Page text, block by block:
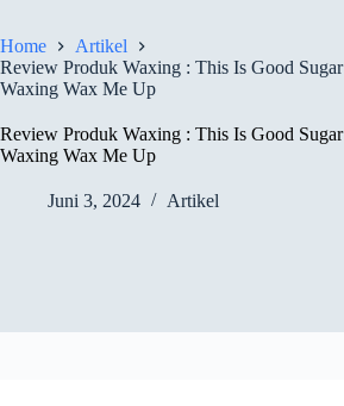
Home
Artikel
Review Produk Waxing : This Is Good Sugar
Waxing Wax Me Up
Review Produk Waxing : This Is Good Sugar
Waxing Wax Me Up
Juni 3, 2024 Artikel